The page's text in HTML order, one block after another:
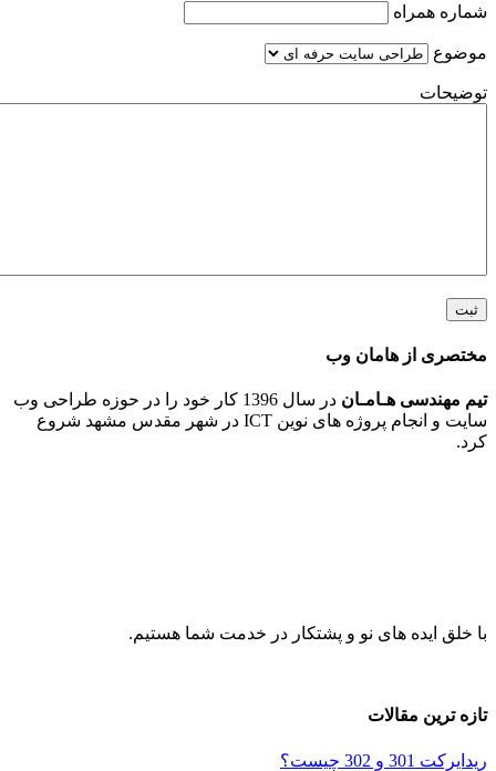
از هامان وب
هـامـان
در سال 1396 کار خود را در حوزه طراحی وب
سایت و انجام پروژه های نوین ICT در شهر مقدس مشهد شروع
های نو و پشتکار در خدمت شما هستیم.
مقالات
چیست؟